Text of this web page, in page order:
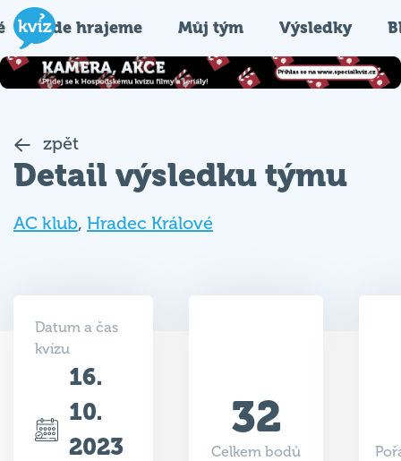
Kde hrajeme Můj tým Výsledky
zpět
Detail výsledku týmu
AC klub, Hradec Králové
Datum a čas
kvízu
16.
10.
2023
32
Celkem bodů